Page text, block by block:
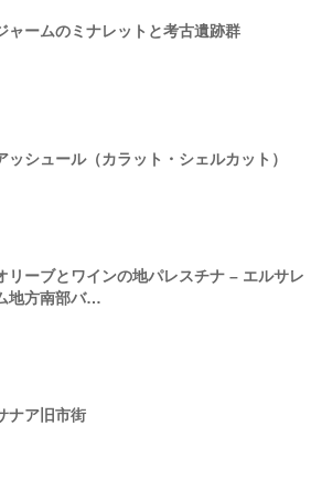
ャームのミナレットと考古遺跡群
ッシュール（カラット・シェルカット）
リーブとワインの地パレスチナ – エルサレ
地方南部バ…
ナア旧市街